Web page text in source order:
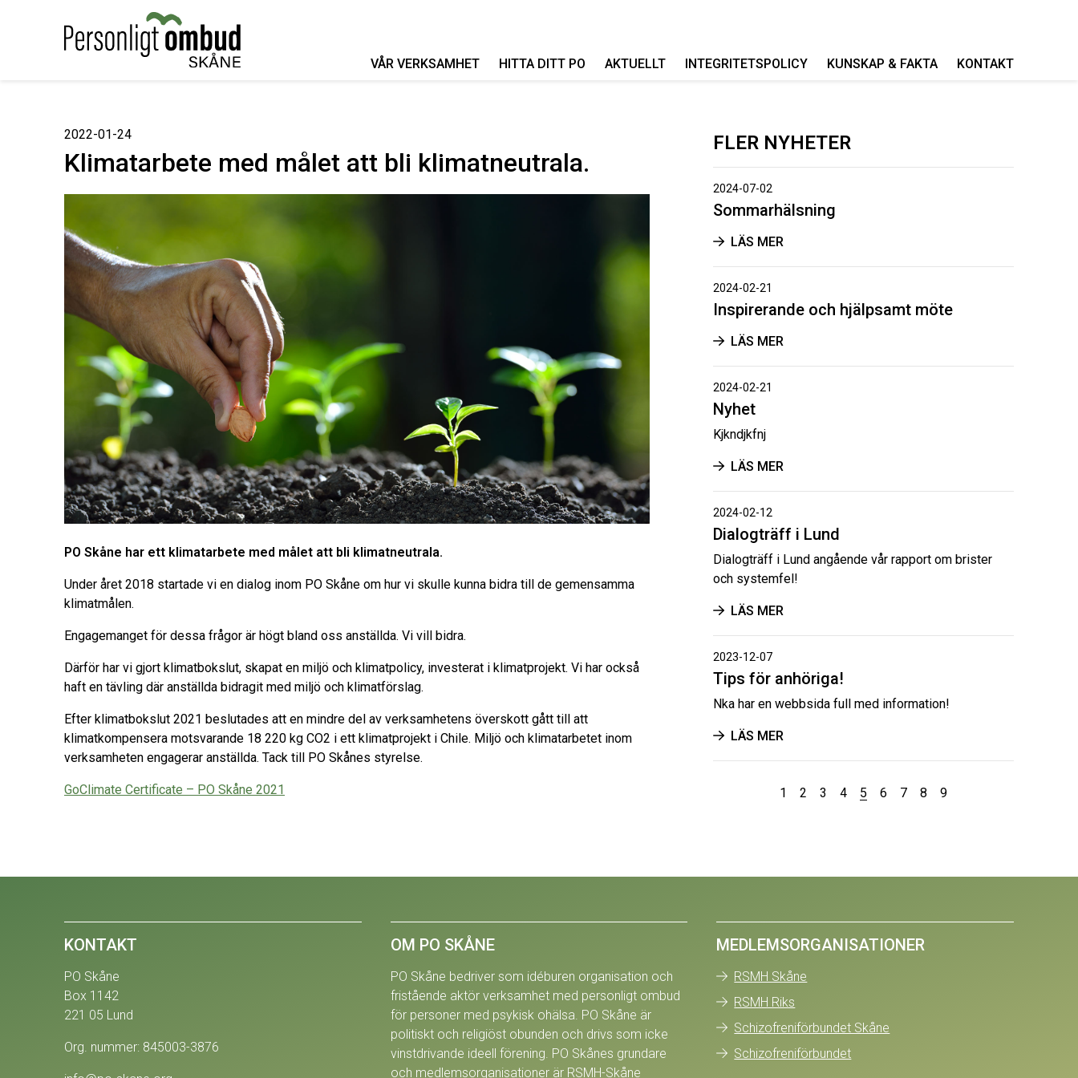
VÅR VERKSAMHET HITTA DITT PO AKTUELLT INTEGRITETSPOLICY KUNSKAP & FAKTA KONTAKT
2022-01-24
Klimatarbete med målet att bli klimatneutrala.
PO Skåne har ett klimatarbete med målet att bli klimatneutrala.
Under året 2018 startade vi en dialog inom PO Skåne om hur vi skulle kunna bidra till de gemensamma
klimatmålen.
Engagemanget för dessa frågor är högt bland oss anställda. Vi vill bidra.
Därför har vi gjort klimatbokslut, skapat en miljö och klimatpolicy, investerat i klimatprojekt. Vi har också
haft en tävling där anställda bidragit med miljö och klimatförslag.
Efter klimatbokslut 2021 beslutades att en mindre del av verksamhetens överskott gått till att
klimatkompensera motsvarande 18 220 kg CO2 i ett klimatprojekt i Chile. Miljö och klimatarbetet inom
verksamheten engagerar anställda. Tack till PO Skånes styrelse.
GoClimate Certificate – PO Skåne 2021
FLER NYHETER
2024-07-02
Sommarhälsning
LÄS MER
2024-02-21
Inspirerande och hjälpsamt möte
LÄS MER
2024-02-21
Nyhet
Kjkndjkfnj
LÄS MER
2024-02-12
Dialogträff i Lund
Dialogträff i Lund angående vår rapport om brister
och systemfel!
LÄS MER
2023-12-07
Tips för anhöriga!
Nka har en webbsida full med information!
LÄS MER
1 2 3 4 5 6 7 8 9
KONTAKT
PO Skåne
Box 1142
221 05 Lund
Org. nummer: 845003-3876
OM PO SKÅNE
PO Skåne bedriver som idéburen organisation och
fristående aktör verksamhet med personligt ombud
för personer med psykisk ohälsa. PO Skåne är
politiskt och religiöst obunden och drivs som icke
vinstdrivande ideell förening. PO Skånes grundare
och medlemsorganisationer är RSMH-Skåne
MEDLEMSORGANISATIONER
RSMH Skåne
RSMH Riks
Schizofreniförbundet Skåne
Schizofreniförbundet